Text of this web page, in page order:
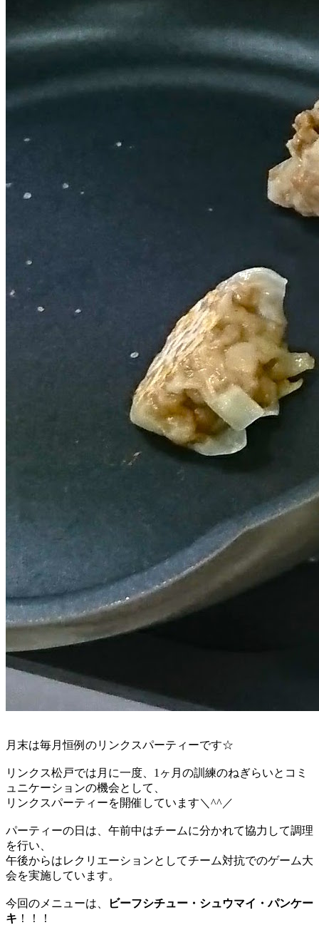
月末は毎月恒例のリンクスパーティーです☆
リンクス松戸では月に一度、1ヶ月の訓練のねぎらいとコミ
ュニケーションの機会として、
リンクスパーティーを開催しています＼^^／
パーティーの日は、午前中はチームに分かれて協力して調理
を行い、
午後からはレクリエーションとしてチーム対抗でのゲーム大
会を実施しています。
今回のメニューは、
ビーフシチュー・シュウマイ・パンケー
キ ！！！